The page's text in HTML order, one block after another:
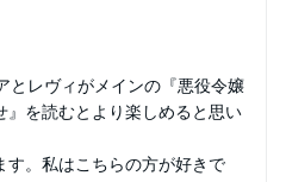
とレヴィがメインの『悪役令嬢
』を読むとより楽しめると思い
。私はこちらの方が好きで